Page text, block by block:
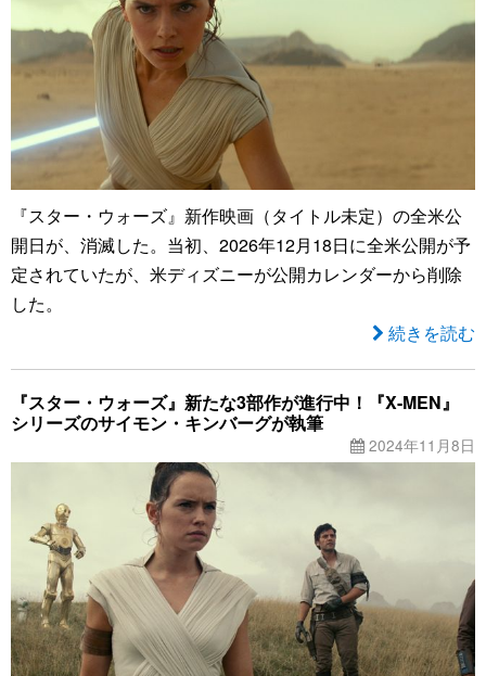
『スター・ウォーズ』新作映画（タイトル未定）の全米公
開日が、消滅した。当初、2026年12月18日に全米公開が予
定されていたが、米ディズニーが公開カレンダーから削除
した。
続きを読む
『スター・ウォーズ』新たな3部作が進行中！『X-MEN』
シリーズのサイモン・キンバーグが執筆
2024年11月8日